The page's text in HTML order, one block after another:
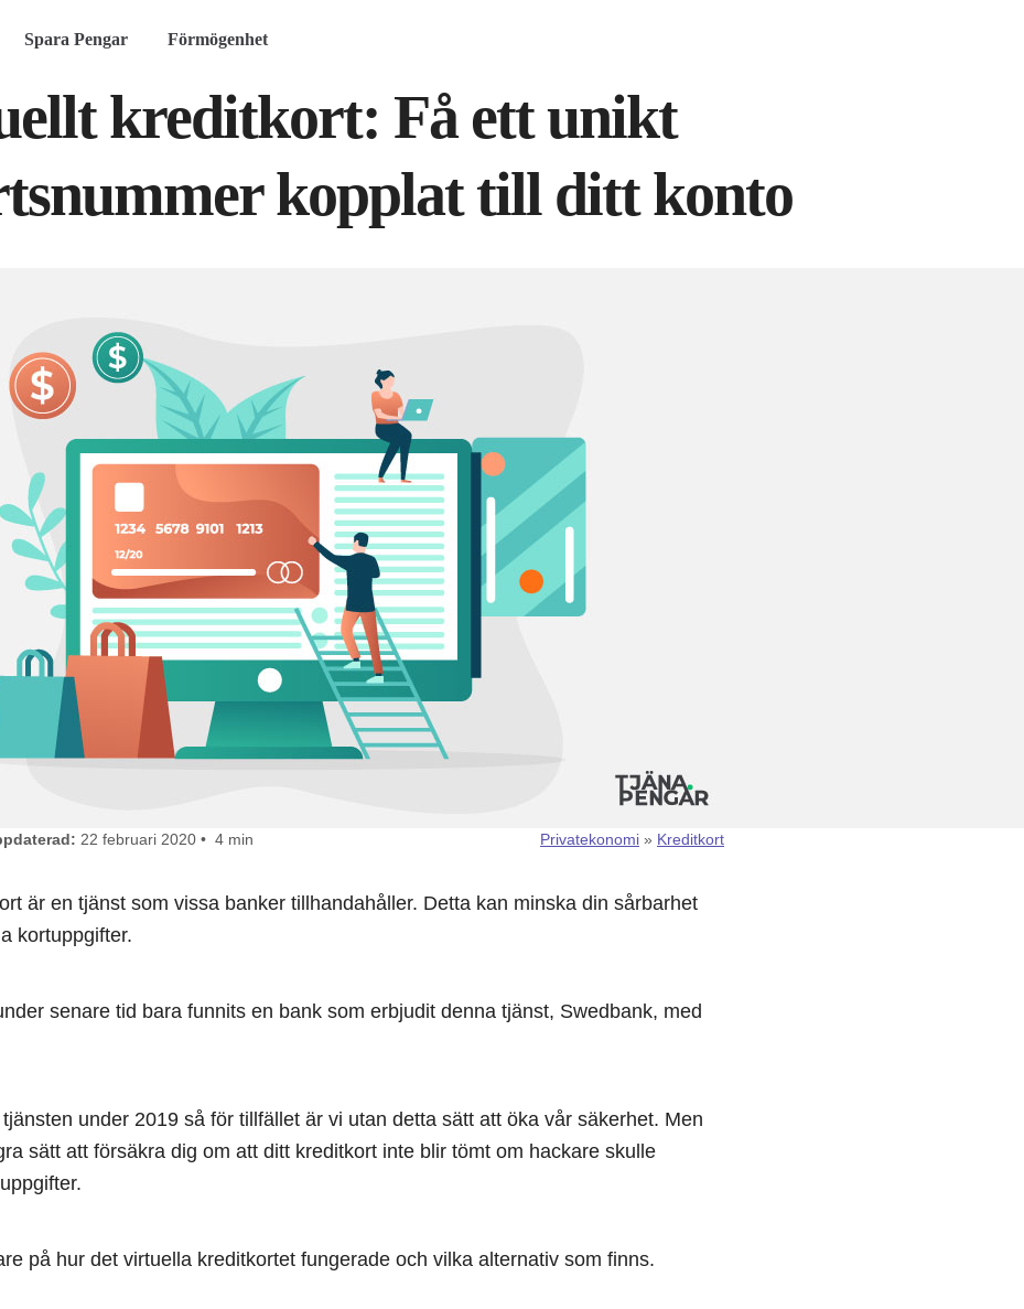
Spara Pengar Förmögenhet
kreditkort: Få ett unikt
kopplat till ditt konto
22 februari 2020 • 4 min Privatekonomi » Kreditkort
är en tjänst som vissa banker tillhandahåller. Detta kan minska din sårbarhet
kortuppgifter.
senare tid bara funnits en bank som erbjudit denna tjänst, Swedbank, med
under 2019 så för tillfället är vi utan detta sätt att öka vår säkerhet. Men
sätt att försäkra dig om att ditt kreditkort inte blir tömt om hackare skulle
på hur det virtuella kreditkortet fungerade och vilka alternativ som finns.